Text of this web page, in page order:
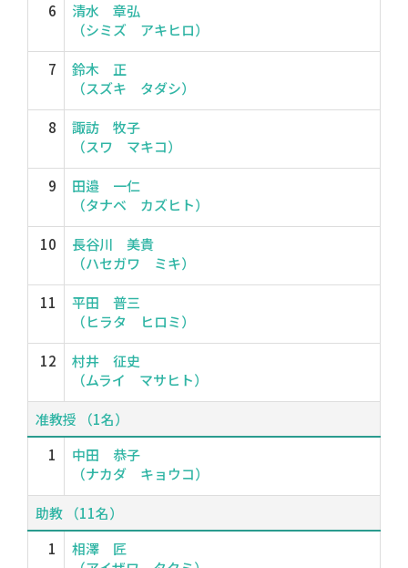
6
清水 章弘
（シミズ アキヒロ）
7
鈴木 正
（スズキ タダシ）
8
諏訪 牧子
（スワ マキコ）
9
田邉 一仁
（タナベ カズヒト）
10
長谷川 美貴
（ハセガワ ミキ）
11
平田 普三
（ヒラタ ヒロミ）
12
村井 征史
（ムライ マサヒト）
准教授 （1名）
1
中田 恭子
（ナカダ キョウコ）
助教 （11名）
1
相澤 匠